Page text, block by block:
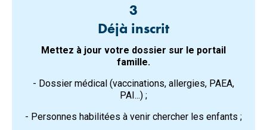
3
Déjà inscrit
Mettez à jour votre dossier sur le portail
famille.
- Dossier médical (vaccinations, allergies, PAEA,
PAI...) ;
- Personnes habilitées à venir chercher les enfants ;